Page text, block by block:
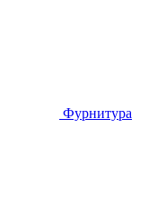
Фурнитура